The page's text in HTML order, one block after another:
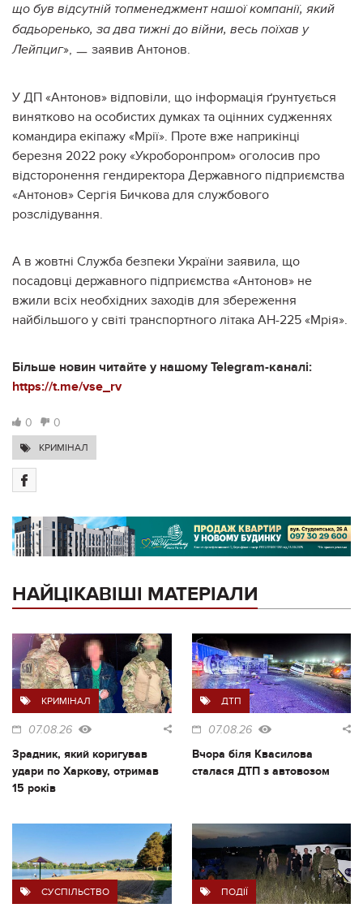
що був відсутній топменеджмент нашої компанії, який
бадьоренько, за два тижні до війни, весь поїхав у
Лейпциг», ㅡ заявив Антонов.
У ДП «Антонов» відповіли, що інформація ґрунтується
винятково на особистих думках та оцінних судженнях
командира екіпажу «Мрії». Проте вже наприкінці
березня 2022 року «Укроборонпром» оголосив про
відсторонення гендиректора Державного підприємства
«Антонов» Сергія Бичкова для службового
розслідування.
А в жовтні Служба безпеки України заявила, що
посадовці державного підприємства «Антонов» не
вжили всіх необхідних заходів для збереження
найбільшого у світі транспортного літака АН-225 «Мрія».
Більше новин читайте у нашому Telegram-каналі:
https://t.me/vse_rv
0 0
КРИМІНАЛ
НАЙЦІКАВІШІ МАТЕРІАЛИ
КРИМІНАЛ
07.08.26
Зрадник, який коригував
удари по Харкову, отримав
15 років
ДТП
07.08.26
Вчора біля Квасилова
сталася ДТП з автовозом
СУСПІЛЬСТВО ПОДІЇ